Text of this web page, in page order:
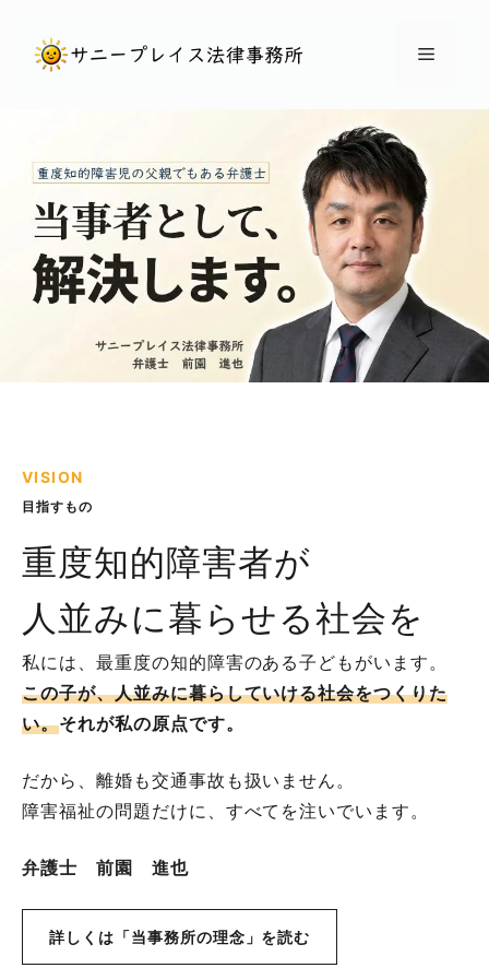
メ
VISION
目指すもの
重度知的障害者が
人並みに暮らせる社会を
私には、最重度の知的障害のある子どもがいます。
この子が、人並みに暮らしていける社会をつくりた
い。それが私の原点です。
だから、離婚も交通事故も扱いません。
障害福祉の問題だけに、すべてを注いでいます。
弁護士 前園 進也
詳しくは「当事務所の理念」を読む